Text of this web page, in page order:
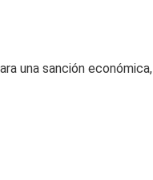
una sanción